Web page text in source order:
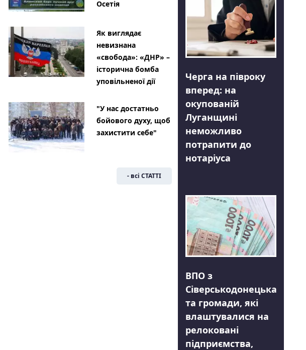
Осетія
Як виглядає
невизнана
«свобода»: «ДНР» –
історична бомба
уповільненої дії
"У нас достатньо
бойового духу, щоб
захистити себе"
- всі СТАТТІ
Черга на півроку
вперед: на
окупованій
Луганщині
неможливо
потрапити до
нотаріуса
ВПО з
Сіверськодонецька
та громади, які
влаштувалися на
релоковані
підприємства,